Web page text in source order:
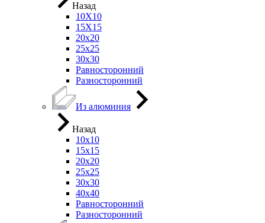
Назад
10Х10
15Х15
20х20
25х25
30х30
Равносторонний
Разносторонний
Из алюминия
Назад
10х10
15х15
20х20
25х25
30х30
40х40
Равносторонний
Разносторонний